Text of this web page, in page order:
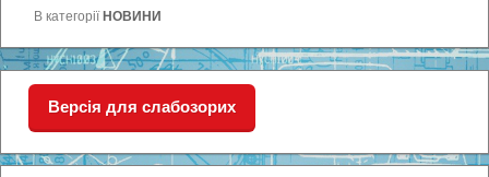
В категоріїНОВИНИ
Версія для слабозорих